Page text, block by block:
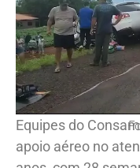
Equipes do
apoio aéreo no